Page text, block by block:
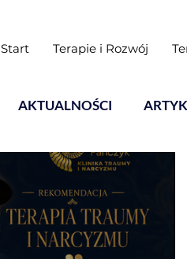
Start Terapie i Rozwój
AKTUALNOŚCI